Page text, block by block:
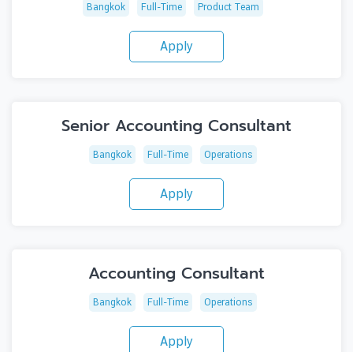
Bangkok Full-Time Product Team
Apply
Senior Accounting Consultant
Bangkok Full-Time Operations
Apply
Accounting Consultant
Bangkok Full-Time Operations
Apply